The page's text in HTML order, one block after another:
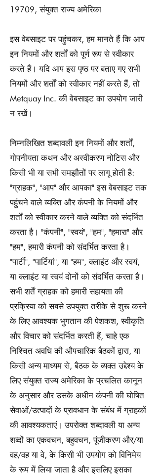
19709, संयुक्त राज्य अमेरिका
इस वेबसाइट पर पहुंचकर, हम मानते हैं कि आप
इन नियमों और शर्तों को पूर्ण रूप से स्वीकार
करते हैं। यदि आप इस पृष्ठ पर बताए गए सभी
नियमों और शर्तों को स्वीकार नहीं करते हैं, तो
Metquay Inc. की वेबसाइट का उपयोग जारी
न रखें।
निम्नलिखित शब्दावली इन नियमों और शर्तों,
गोपनीयता कथन और अस्वीकरण नोटिस और
किसी भी या सभी समझौतों पर लागू होती है:
"ग्राहक", "आप" और आपका" इस वेबसाइट तक
पहुंचने वाले व्यक्ति और कंपनी के नियमों और
शर्तों को स्वीकार करने वाले व्यक्ति को संदर्भित
करता है। "कंपनी", "स्वयं", "हम", "हमारा" और
"हम", हमारी कंपनी को संदर्भित करता है।
"पार्टी", "पार्टियां", या "हम", क्लाइंट और स्वयं,
या क्लाइंट या स्वयं दोनों को संदर्भित करता है।
सभी शर्तें ग्राहक को हमारी सहायता की
प्रक्रिया को सबसे उपयुक्त तरीके से शुरू करने
के लिए आवश्यक भुगतान की पेशकश, स्वीकृति
और विचार को संदर्भित करती हैं, चाहे एक
निश्चित अवधि की औपचारिक बैठकों द्वारा, या
किसी अन्य माध्यम से, बैठक के व्यक्त उद्देश्य के
लिए संयुक्त राज्य अमेरिका के प्रचलित कानून
के अनुसार और उसके अधीन कंपनी की घोषित
सेवाओं/उत्पादों के प्रावधान के संबंध में ग्राहकों
की आवश्यकताएं। उपरोक्त शब्दावली या अन्य
शब्दों का एकवचन, बहुवचन, पूंजीकरण और/या
वह/वह या वे, के किसी भी उपयोग को विनिमेय
के रूप में लिया जाता है और इसलिए इसका